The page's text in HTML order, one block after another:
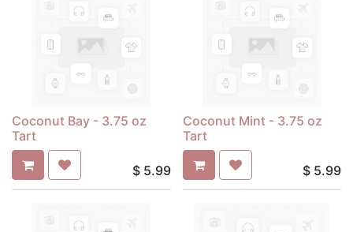
Coconut Bay - 3.75 oz
Tart
$ 5.99
Coconut Mint - 3.75 oz
Tart
$ 5.99